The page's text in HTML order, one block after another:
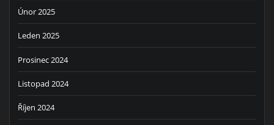
Únor 2025
Leden 2025
Prosinec 2024
Listopad 2024
Říjen 2024